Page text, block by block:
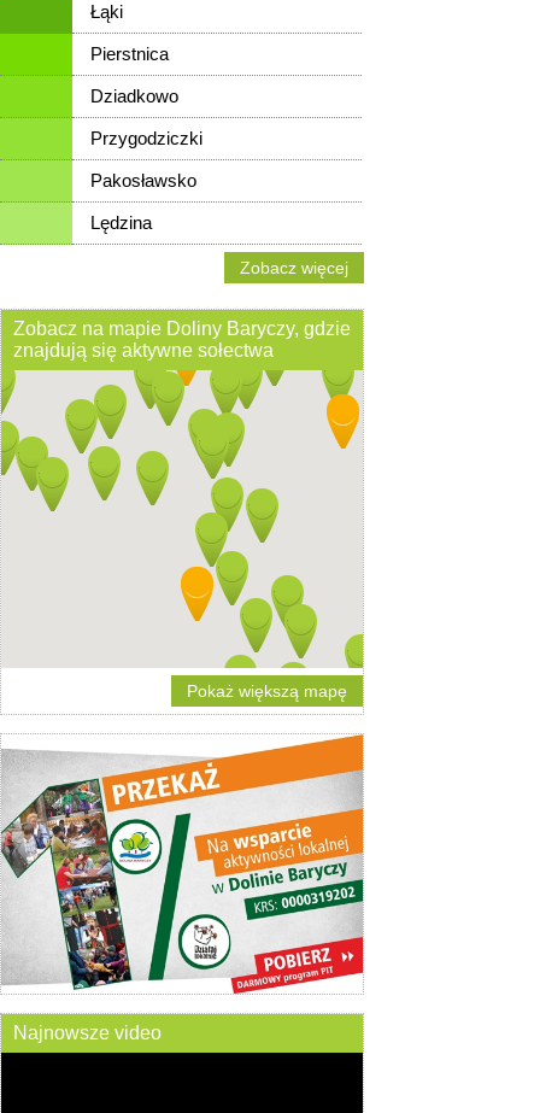
Łąki
Pierstnica
Dziadkowo
Przygodziczki
Pakosławsko
Lędzina
Zobacz więcej
Zobacz na mapie Doliny Baryczy, gdzie
znajdują się aktywne sołectwa
Pokaż większą mapę
Najnowsze video